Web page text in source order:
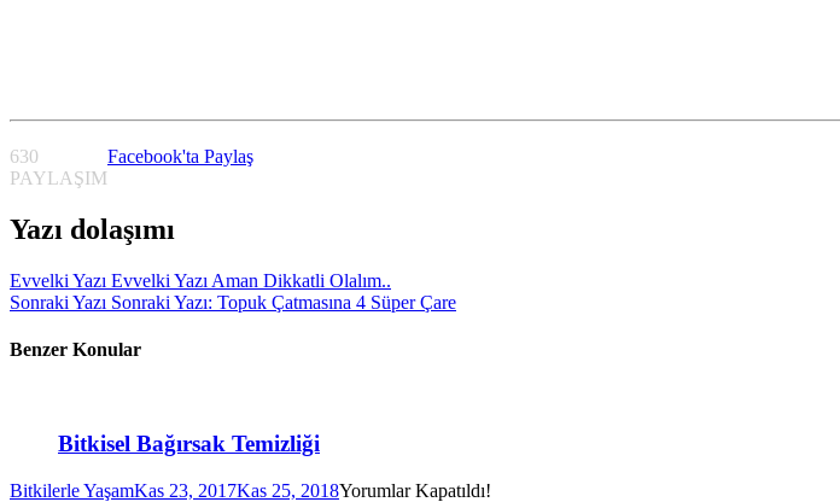
630
PAYLAŞIM
Facebook'ta Paylaş
Yazı dolaşımı
Evvelki Yazı Evvelki Yazı Aman Dikkatli Olalım..
Sonraki Yazı Sonraki Yazı: Topuk Çatmasına 4 Süper Çare
Benzer Konular
Bitkisel Bağırsak Temizliği
Bitkilerle YaşamKas 23, 2017Kas 25, 2018Yorumlar Kapatıldı!